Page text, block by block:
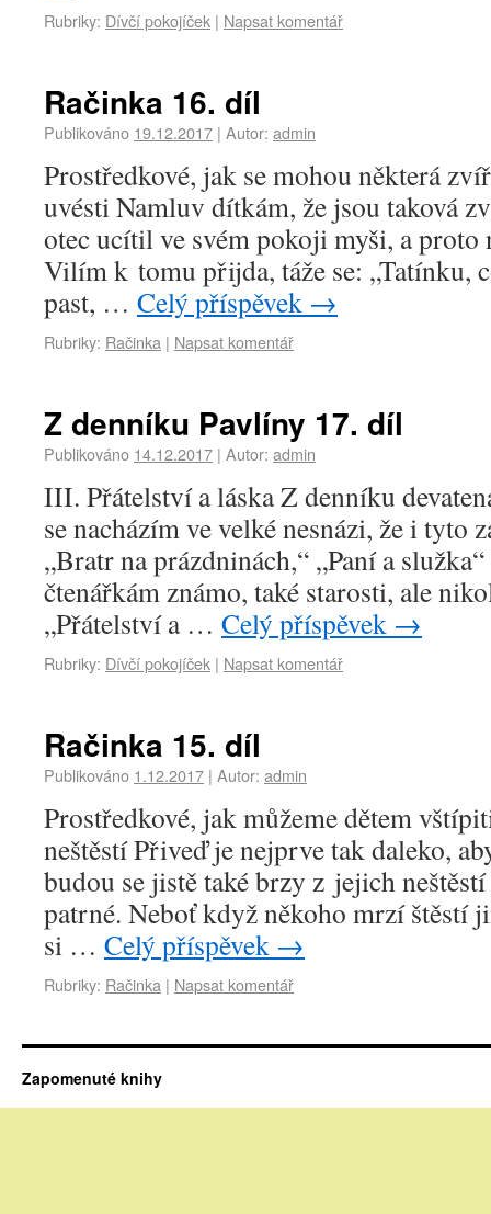
Rubriky: Dívčí pokojíček | Napsat komentář
Račinka 16. díl
Publikováno 19.12.2017 | Autor: admin
Prostředkové, jak se mohou některá
uvésti Namluv dítkám, že jsou taková
otec ucítil ve svém pokoji myši, a proto
Vilím k tomu přijda, táže se: „Tatínku,
past, … Celý příspěvek →
Rubriky: Račinka | Napsat komentář
Z denníku Pavlíny 17. díl
Publikováno 14.12.2017 | Autor: admin
III. Přátelství a láska Z denníku
se nacházím ve velké nesnázi, že i tyto
„Bratr na prázdninách,“ „Paní a
čtenářkám známo, také starosti, ale
„Přátelství a … Celý příspěvek →
Rubriky: Dívčí pokojíček | Napsat komentář
Račinka 15. díl
Publikováno 1.12.2017 | Autor: admin
Prostředkové, jak můžeme dětem
neštěstí Přiveď je nejprve tak daleko,
budou se jistě také brzy z jejich
patrné. Neboť když někoho mrzí štěstí
si … Celý příspěvek →
Rubriky: Račinka | Napsat komentář
Zapomenuté knihy